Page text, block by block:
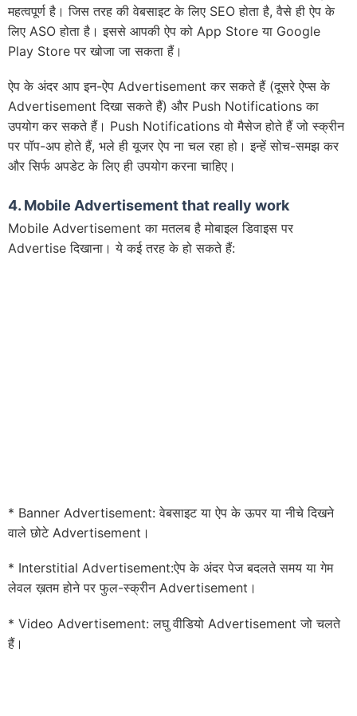
महत्वपूर्ण है। जिस तरह की वेबसाइट के लिए SEO होता है, वैसे ही ऐप के
लिए ASO होता है। इससे आपकी ऐप को App Store या Google
Play Store पर खोजा जा सकता हैं।
ऐप के अंदर आप इन-ऐप Advertisement कर सकते हैं (दूसरे ऐप्स के
Advertisement दिखा सकते हैं) और Push Notifications का
उपयोग कर सकते हैं। Push Notifications वो मैसेज होते हैं जो स्क्रीन
पर पॉप-अप होते हैं, भले ही यूजर ऐप ना चल रहा हो। इन्हें सोच-समझ कर
और सिर्फ अपडेट के लिए ही उपयोग करना चाहिए।
4. Mobile Advertisement that really work
Mobile Advertisement का मतलब है मोबाइल डिवाइस पर
Advertise दिखाना। ये कई तरह के हो सकते हैं:
* Banner Advertisement: वेबसाइट या ऐप के ऊपर या नीचे दिखने
वाले छोटे Advertisement।
* Interstitial Advertisement:ऐप के अंदर पेज बदलते समय या गेम
लेवल ख़तम होने पर फुल-स्क्रीन Advertisement।
* Video Advertisement: लघु वीडियो Advertisement जो चलते
हैं।